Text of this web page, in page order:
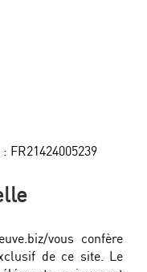
FR21424005239
vous confère
de ce site. Le